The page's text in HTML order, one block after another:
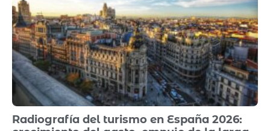
Radiografía del turismo en España 2026: